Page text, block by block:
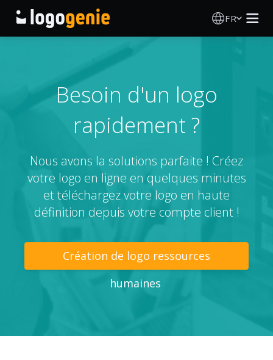
FR
Générateur de logo IA
Idées de logos
Produits imprimés
À propos
Blog
SE CONNECTER
Besoin d'un logo
rapidement ?
Nous avons la solutions parfaite ! Créez
votre logo en ligne en quelques minutes
et téléchargez votre logo en haute
définition depuis votre compte client !
Création de logo ressources
humaines